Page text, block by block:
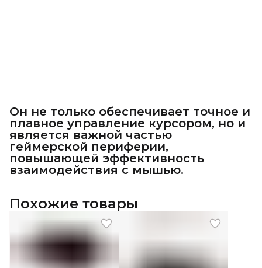
Он не только обеспечивает точное и
плавное управление курсором, но и
является важной частью
геймерской периферии,
повышающей эффективность
взаимодействия с мышью.
Похожие товары